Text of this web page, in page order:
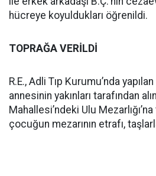
hücreye koyuldukları öğrenildi.
TOPRAĞA VERİLDİ
R.E., Adli Tıp Kurumu’nda
annesinin yakınları tarafından
Mahallesi’ndeki Ulu
çocuğun mezarının etrafı,